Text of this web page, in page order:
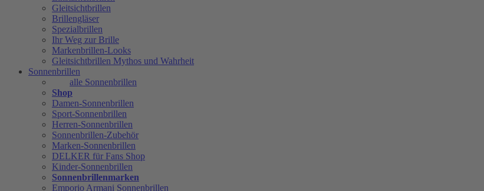
Gleitsichtbrillen
Brillengläser
Spezialbrillen
Ihr Weg zur Brille
Markenbrillen-Looks
Gleitsichtbrillen Mythos und Wahrheit
Sonnenbrillen
alle Sonnenbrillen
Shop
Damen-Sonnenbrillen
Sport-Sonnenbrillen
Herren-Sonnenbrillen
Sonnenbrillen-Zubehör
Marken-Sonnenbrillen
DELKER für Fans Shop
Kinder-Sonnenbrillen
Sonnenbrillenmarken
Emporio Armani Sonnenbrillen